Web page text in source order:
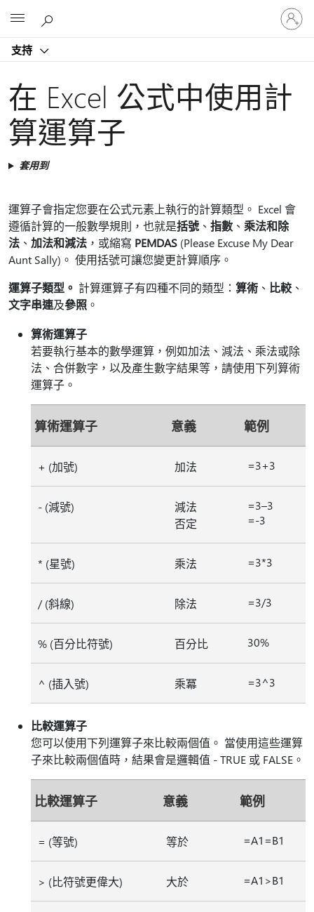
支持
登
入
您
戶
在 Excel 公式中使用計
算運算子
套用到
運算子會指定您要在公式元素上執行的計算類型。 Excel 會
遵循計算的一般數學規則，也就是括號 、 指數 、 乘法和除
法 、 加法和減法 ，或縮寫 PEMDAS (Please Excuse My Dear
Aunt Sally)。 使用括號可讓您變更計算順序。
運算子類型。 計算運算子有四種不同的類型： 算術 、 比較 、
文字串連及參照 。
算術運算子
若要執行基本的數學運算，例如加法、減法、乘法或除
法、合併數字，以及產生數字結果等，請使用下列算術
運算子。
算術運算子 意義 範例
+ (加號) 加法 =3+3
- (減號)
減法
否定
=3–3
=-3
* (星號) 乘法 =3*3
/ (斜線) 除法 =3/3
% (百分比符號) 百分比 30%
^ (插入號) 乘冪 =3^3
比較運算子
您可以使用下列運算子來比較兩個值。 當使用這些運算
子來比較兩個值時，結果會是邏輯值 - TRUE 或 FALSE。
比較運算子 意義 範例
= (等號) 等於 =A1=B1
> (比符號更偉大) 大於 =A1>B1